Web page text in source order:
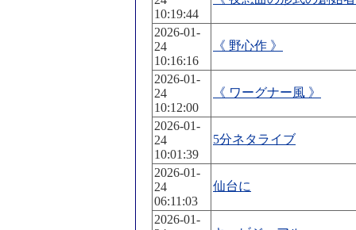
10:19:44
2026-01-
24
10:16:16
《 野心作 》
2026-01-
24
10:12:00
《 ワーグナー風 》
2026-01-
24
10:01:39
5分ネタライブ
2026-01-
24
06:11:03
仙台に
2026-01-